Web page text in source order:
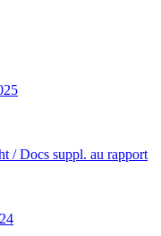
/ Docs suppl. au rapport